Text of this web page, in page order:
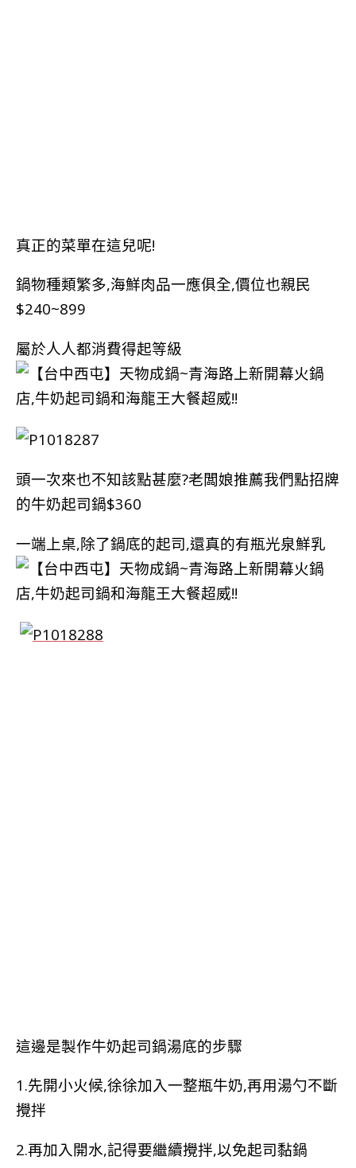
真正的菜單在這兒呢!
鍋物種類繁多,海鮮肉品一應俱全,價位也親民
$240~899
屬於人人都消費得起等級
頭一次來也不知該點甚麼?老闆娘推薦我們點招牌
的牛奶起司鍋$360
一端上桌,除了鍋底的起司,還真的有瓶光泉鮮乳
這邊是製作牛奶起司鍋湯底的步驟
1.先開小火候,徐徐加入一整瓶牛奶,再用湯勺不斷
攪拌
2.再加入開水,記得要繼續攪拌,以免起司黏鍋